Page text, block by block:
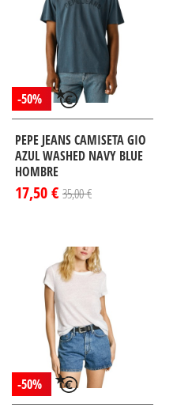
-50%
PEPE JEANS CAMISETA GIO
AZUL WASHED NAVY BLUE
HOMBRE
17,50 € 35,00 €
-50%